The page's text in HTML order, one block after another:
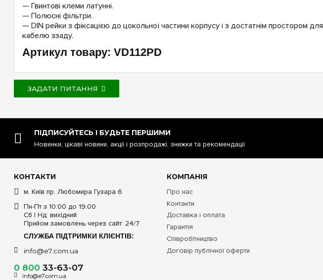
— Гвинтові клеми латунні.
— Полюсні фільтри.
— DIN рейки з фіксацією до цокольної частини корпусу і з достатнім простором для
кабелю ззаду.
Артикул товару: VD112PD
ЗАДАТИ ПИТАННЯ
ПІДПИСУЙТЕСЬ І БУДЬТЕ ПЕРШИМИ
Новинки, цікаві новини, акції і розпродажі, знижки та рекомендації
КОНТАКТИ
м. Київ пр. Любомира Гузара 6
Пн-Пт з 10:00 до 19:00
Сб | Нд: вихідний
Прийом замовлень через сайт: 24/7
СЛУЖБА ПІДТРИМКИ КЛІЄНТІВ:
info@e7.com.ua
0 800 33-63-07
info@e7.com.ua
КОМПАНІЯ
Про нас
Контакти
Доставка і оплата
Гарантія
Співробітництво
Договір публічної оферти